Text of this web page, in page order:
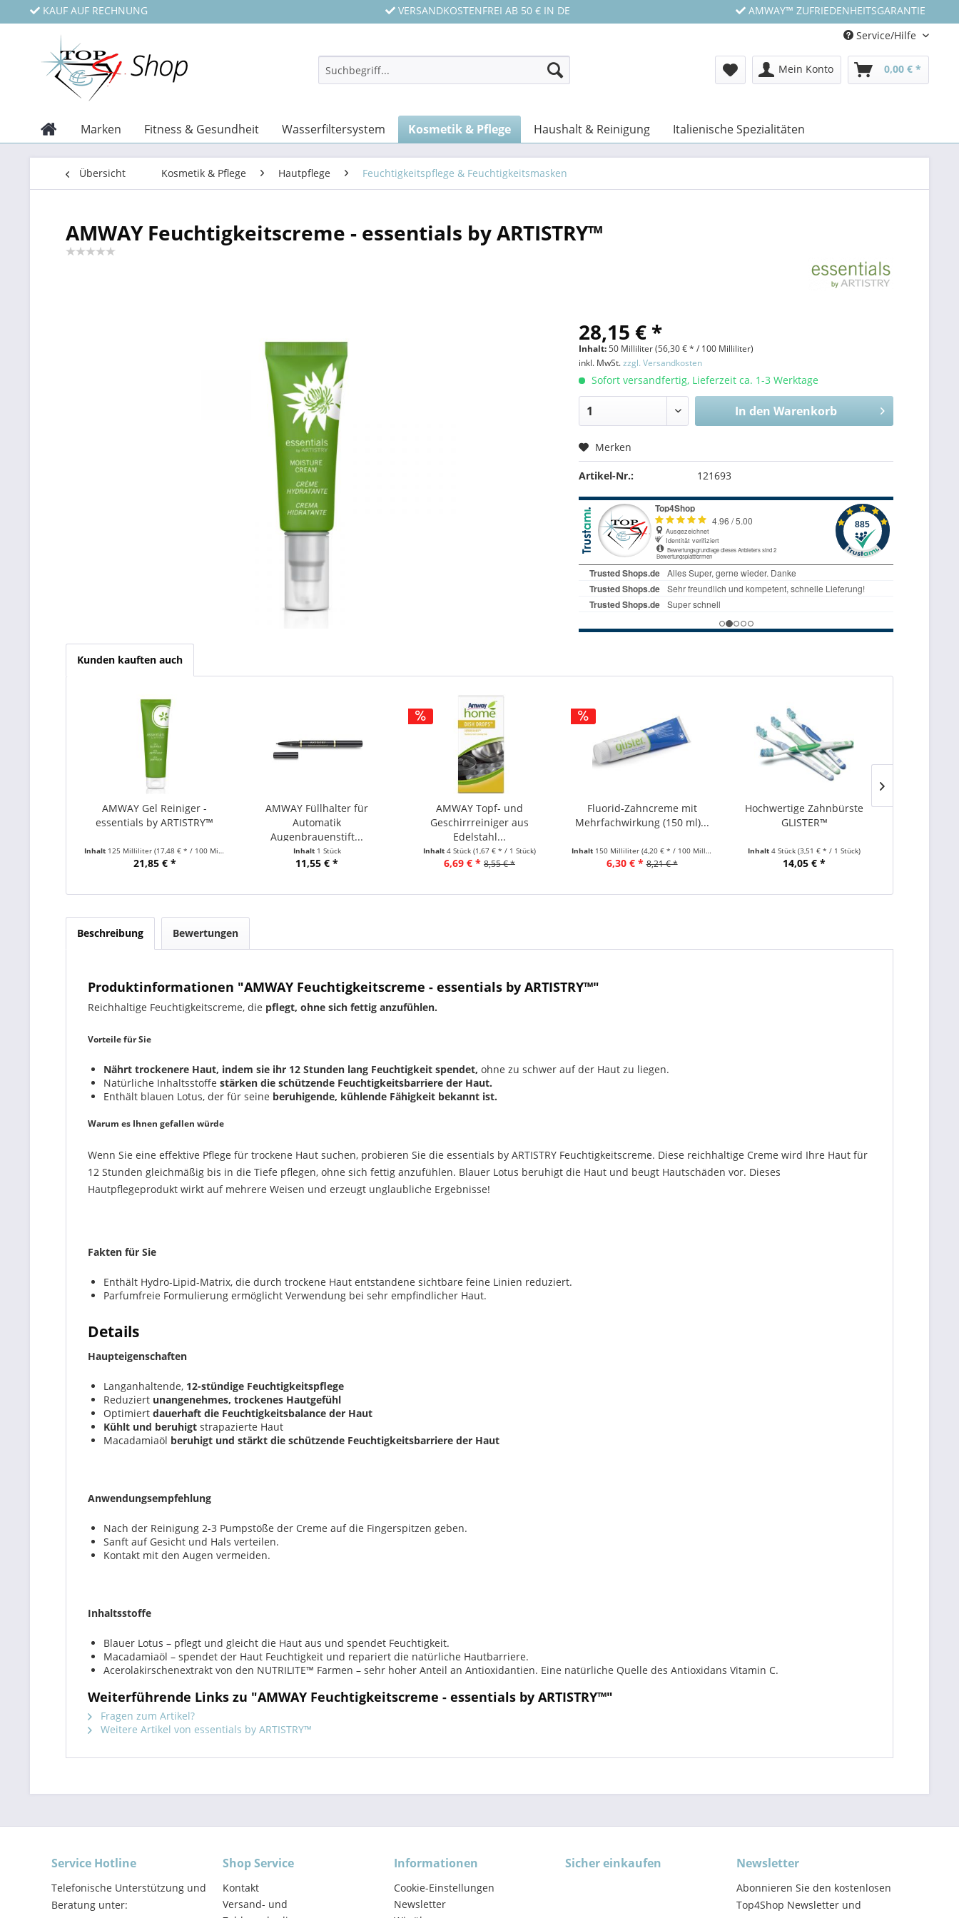
KAUF AUF RECHNUNG VERSANDKOSTENFREI AB 50 € IN DE
AMWAY™ ZUFRIEDENHEITSGARANTIE
Service/Hilfe
Mein Konto 0,00 € *
Marken Fitness & Gesundheit Wasserfiltersystem Kosmetik & Pflege Haushalt & Reinigung Italienische Spezialitäten
Übersicht Kosmetik & Pflege Hautpflege Feuchtigkeitspflege & Feuchtigkeitsmasken
AMWAY Feuchtigkeitscreme - essentials by ARTISTRY™
28,15 € *
Inhalt:50 Milliliter (56,30 €* / 100 Milliliter)
inkl. MwSt.zzgl. Versandkosten
Sofort versandfertig, Lieferzeit ca. 1-3 Werktage
In den Warenkorb
Merken
Artikel-Nr.: 121693
Kunden kauften auch
AMWAY Gel Reiniger -
essentials by ARTISTRY™
Inhalt 125 Milliliter (17,48 € * / 100 Milliliter)
21,85 € *
AMWAY Füllhalter für
Automatik
Augenbrauenstift...
Inhalt 1 Stück
11,55 € *
AMWAY Topf- und
Geschirrreiniger aus
Edelstahl...
Inhalt 4 Stück (1,67 € * / 1 Stück)
6,69 € * 8,55 € *
Fluorid-Zahncreme mit
Mehrfachwirkung (150 ml)...
Inhalt 150 Milliliter (4,20 € * / 100 Milliliter)
6,30 € * 8,21 € *
Hochwertige Zahnbürste
GLISTER™
Inhalt4 Stück(3,51 € * / 1 Stück)
14,05 € *
Beschreibung Bewertungen
Produktinformationen "AMWAY Feuchtigkeitscreme - essentials by ARTISTRY™"
Reichhaltige Feuchtigkeitscreme, die pflegt, ohne sich fettig anzufühlen.
Vorteile für Sie
Nährt trockenere Haut, indem sie ihr 12 Stunden lang Feuchtigkeit spendet, ohne zu schwer auf der Haut zu liegen.
Natürliche Inhaltsstoffe stärken die schützende Feuchtigkeitsbarriere der Haut.
Enthält blauen Lotus, der für seine beruhigende, kühlende Fähigkeit bekannt ist.
Warum es Ihnen gefallen würde
Wenn Sie eine effektive Pflege für trockene Haut suchen, probieren Sie die essentials by ARTISTRY Feuchtigkeitscreme. Diese reichhaltige Creme wird Ihre Haut für
12 Stunden gleichmäßig bis in die Tiefe pflegen, ohne sich fettig anzufühlen. Blauer Lotus beruhigt die Haut und beugt Hautschäden vor. Dieses
Hautpflegeprodukt wirkt auf mehrere Weisen und erzeugt unglaubliche Ergebnisse!
Fakten für Sie
Enthält Hydro-Lipid-Matrix, die durch trockene Haut entstandene sichtbare feine Linien reduziert.
Parfumfreie Formulierung ermöglicht Verwendung bei sehr empfindlicher Haut.
Details
Haupteigenschaften
Langanhaltende, 12-stündige Feuchtigkeitspflege
Reduziert unangenehmes, trockenes Hautgefühl
Optimiert dauerhaft die Feuchtigkeitsbalance der Haut
Kühlt und beruhigt strapazierte Haut
Macadamiaöl beruhigt und stärkt die schützende Feuchtigkeitsbarriere der Haut
Anwendungsempfehlung
Nach der Reinigung 2-3 Pumpstöße der Creme auf die Fingerspitzen geben.
Sanft auf Gesicht und Hals verteilen.
Kontakt mit den Augen vermeiden.
Inhaltsstoffe
Blauer Lotus – pflegt und gleicht die Haut aus und spendet Feuchtigkeit.
Macadamiaöl – spendet der Haut Feuchtigkeit und repariert die natürliche Hautbarriere.
Acerolakirschenextrakt von den NUTRILITE™ Farmen – sehr hoher Anteil an Antioxidantien. Eine natürliche Quelle des Antioxidans Vitamin C.
Weiterführende Links zu "AMWAY Feuchtigkeitscreme - essentials by ARTISTRY™"
Fragen zum Artikel?
Weitere Artikel von essentials by ARTISTRY™
Service Hotline
Telefonische Unterstützung und
Beratung unter:
Shop Service
Kontakt
Versand- und
Informationen
Cookie-Einstellungen
Newsletter
Sicher einkaufen Newsletter
Abonnieren Sie den kostenlosen
Top4Shop Newsletter und